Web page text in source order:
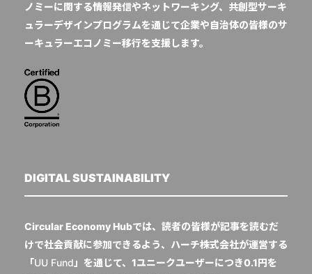
ノミーに関する情報発信やネットワーキング、共創型サーキ
ュラーデザインプログラムを通じて企業や自治体の皆様のサ
ーキュラーエコノミー移行を支援します。
DIGITAL SUSTAINABILITY
Circular Economy Hubでは、読者の皆様が記事を読むだ
けで社会貢献に参加できるよう、ハーチ株式会社が運営する
「UU Fund」を通じて、1ユニークユーザーにつき0.1円を